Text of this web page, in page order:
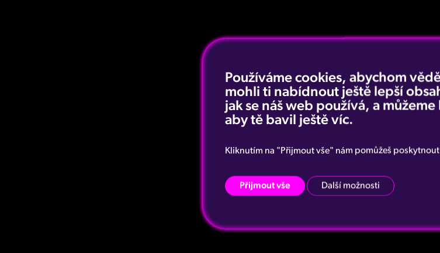
Používáme cookies, abychom
mohli ti nabídnout ještě lepší
jak se náš web používá, a
aby tě bavil ještě víc.
Kliknutím na "Přijmout vše" nám pomůžeš
Přijmout vše Další možnosti